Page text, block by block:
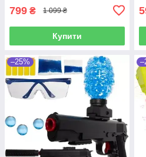
799 ₴ 1 099 ₴
Купити
–25%